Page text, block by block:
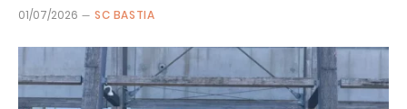
01/07/2026 SC BASTIA